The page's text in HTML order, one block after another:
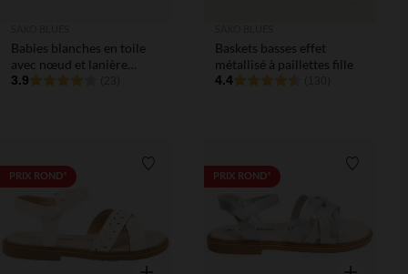
Babies blanches en toile
avec nœud et lanière
élastiquée fille
3.9
Baskets basses effet
métallisé à paillettes fille
4.4
PRIX ROND* Liste de souhaits
Aperçu rapide
PRIX ROND*
Aperçu